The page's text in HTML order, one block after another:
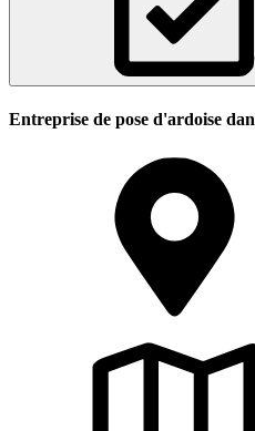
Entreprise de pose d'ardoise